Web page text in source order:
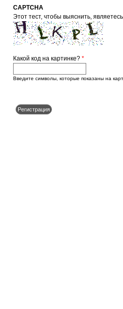
CAPTCHA
Этот тест, чтобы выяснить,
Какой код на картинке? *
Введите символы, которые показаны на